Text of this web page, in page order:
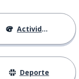
Actividades
Deporte